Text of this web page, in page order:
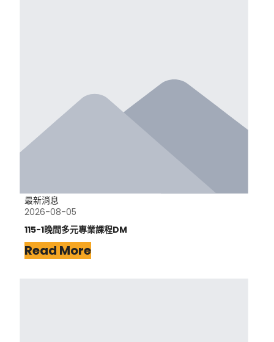
最新消息
2026-08-05
115-1晚間多元專業課程DM
Read More